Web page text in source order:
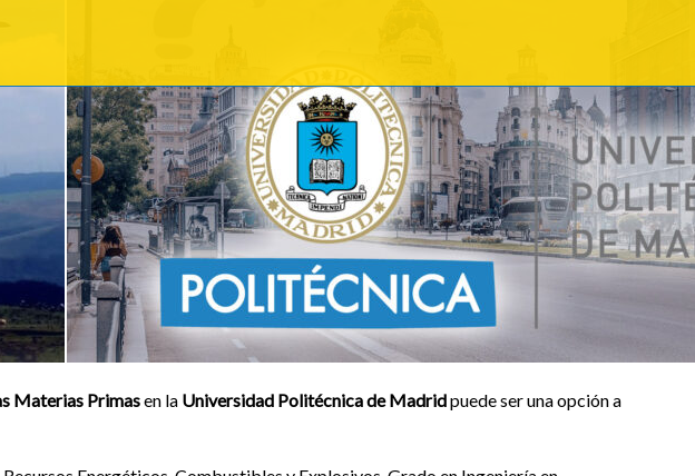
Materias Primasen la Universidad Politécnica de Madridpuede ser una opción a